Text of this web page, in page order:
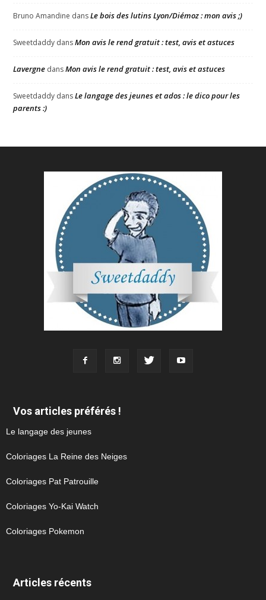
Bruno Amandine dansLe bois des lutins Lyon/Diémoz : mon avis ;)
Sweetdaddy dansMon avis le rend gratuit : test, avis et astuces
Lavergne dansMon avis le rend gratuit : test, avis et astuces
Sweetdaddy dansLe langage des jeunes et ados : le dico pour les
parents :)
Vos articles préférés !
Le langage des jeunes
Coloriages La Reine des Neiges
Coloriages Pat Patrouille
Coloriages Yo-Kai Watch
Coloriages Pokemon
Articles récents